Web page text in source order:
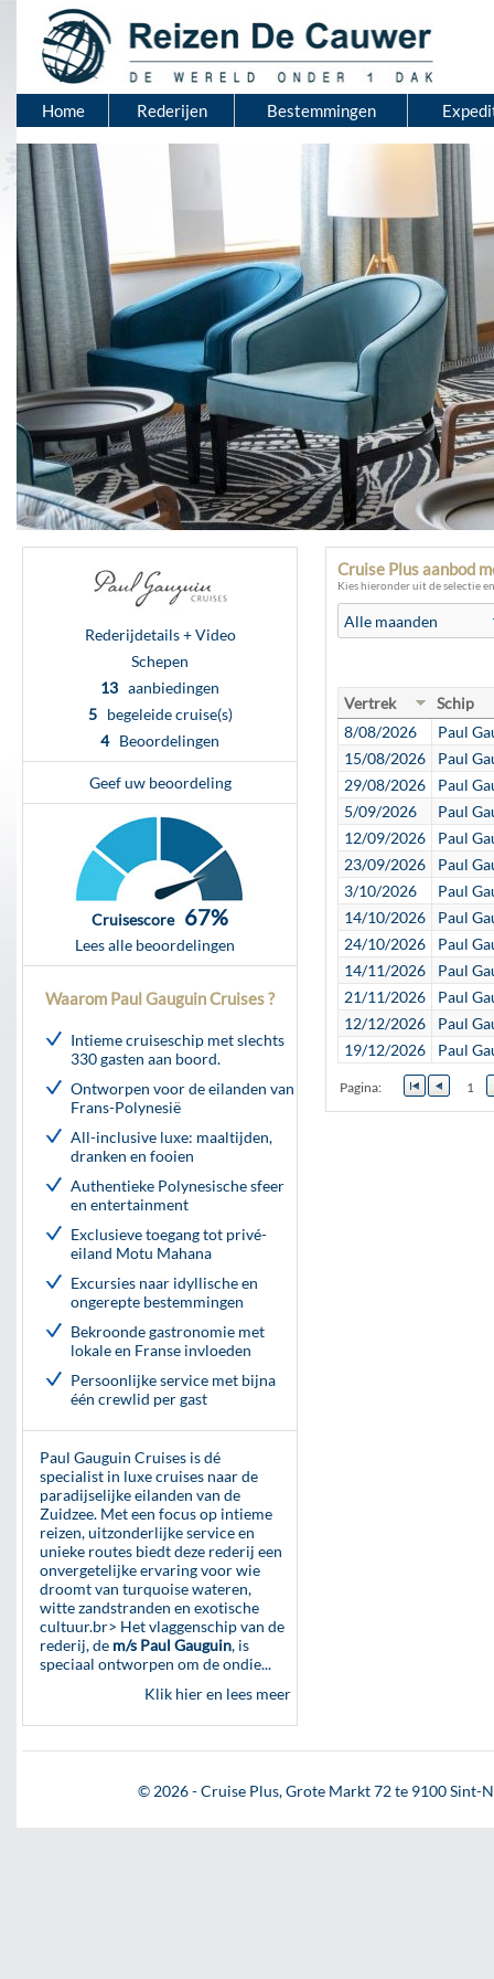
Home Rederijen Bestemmingen
Rederijdetails + Video
Schepen
13 aanbiedingen
5begeleide cruise(s)
4Beoordelingen
Geef uw beoordeling
Cruisescore 67%
Lees alle beoordelingen
Waarom Paul Gauguin Cruises ?
Intieme cruiseschip met slechts
330 gasten aan boord.
Ontworpen voor de eilanden van
Frans-Polynesië
All-inclusive luxe: maaltijden,
dranken en fooien
Authentieke Polynesische sfeer
en entertainment
Exclusieve toegang tot privé-
eiland Motu Mahana
Excursies naar idyllische en
ongerepte bestemmingen
Bekroonde gastronomie met
lokale en Franse invloeden
Persoonlijke service met bijna
één crewlid per gast
Paul Gauguin Cruises is dé
specialist in luxe cruises naar de
paradijselijke eilanden van de
Zuidzee. Met een focus op intieme
reizen, uitzonderlijke service en
unieke routes biedt deze rederij een
onvergetelijke ervaring voor wie
droomt van turquoise wateren,
witte zandstranden en exotische
cultuur.br> Het vlaggenschip van de
rederij, de m/s Paul Gauguin, is
speciaal ontworpen om de ondie...
Klik hier en lees meer
Cruise Plus aanbod
Kies hieronder uit de selectie
Vertrek
Schip
8/08/2026
Paul
15/08/2026
Paul
29/08/2026
Paul
5/09/2026
Paul
12/09/2026
Paul
23/09/2026
Paul
3/10/2026
Paul
14/10/2026
Paul
24/10/2026
Paul
14/11/2026
Paul
21/11/2026
Paul
12/12/2026
Paul
19/12/2026
Paul
Pagina: 1
© 2026 - Cruise Plus, Grote Markt 72 te 9100 Sint-